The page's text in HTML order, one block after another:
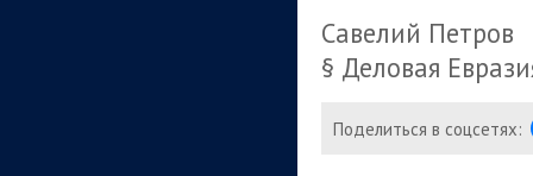
Савелий Петров
§ Деловая
Поделиться в соцсетях: